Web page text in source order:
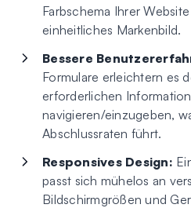
Farbschema Ihrer
einheitliches Markenbild.
Bessere
Formulare erleichtern es
erforderlichen
navigieren/einzugeben,
Abschlussraten führt.
Responsives Design:
passt sich mühelos an
Bildschirmgrößen und